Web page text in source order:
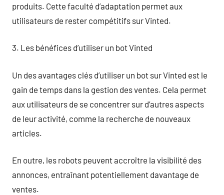
produits. Cette faculté d’adaptation permet aux
utilisateurs de rester compétitifs sur Vinted.
3. Les bénéfices d’utiliser un bot Vinted
Un des avantages clés d’utiliser un bot sur Vinted est le
gain de temps dans la gestion des ventes. Cela permet
aux utilisateurs de se concentrer sur d’autres aspects
de leur activité, comme la recherche de nouveaux
articles.
En outre, les robots peuvent accroître la visibilité des
annonces, entraînant potentiellement davantage de
ventes.